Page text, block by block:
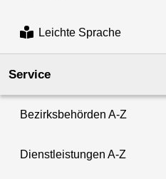
Leichte Sprache
Service
Bezirksbehörden A-Z
Dienstleistungen A-Z